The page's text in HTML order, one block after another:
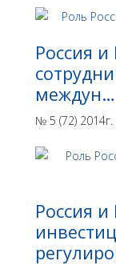
Россия
междун…
№ 5 (72) 2014г. ...
Россия